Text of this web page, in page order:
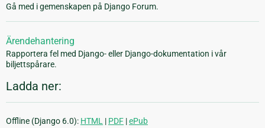
Gå med i gemenskapen på Django Forum.
Ärendehantering
Rapportera fel med Django- eller Django-dokumentation i vår
biljettspårare.
Ladda ner:
Offline (Django 6.0): HTML | PDF |ePub